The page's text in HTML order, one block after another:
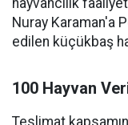
hayvancılık
Nuray Karaman'a
edilen küçükbaş
100 Hayvan
Teslimat